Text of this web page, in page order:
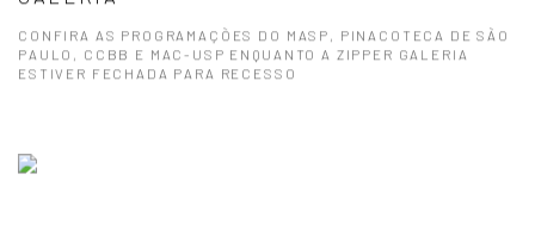
CONFIRA AS PROGRAMAÇÕES DO MASP, PINACOTECA DE SÃO
PAULO, CCBB E MAC-USP ENQUANTO A ZIPPER GALERIA
ESTIVER FECHADA PARA RECESSO